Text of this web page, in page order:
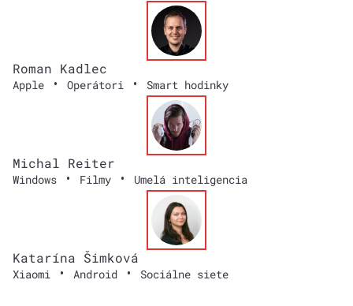
Roman Kadlec
Apple • Operátori • Smart hodinky
Michal Reiter
Windows • Filmy • Umelá inteligencia
Katarína Šimková
Xiaomi • Android • Sociálne siete